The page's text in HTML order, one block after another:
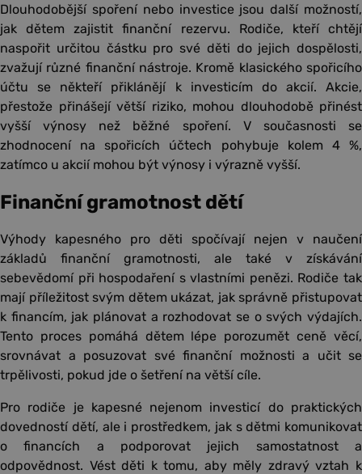
Dlouhodobější spoření nebo investice jsou další možností,
jak dětem zajistit finanční rezervu. Rodiče, kteří chtějí
naspořit určitou částku pro své děti do jejich dospělosti,
zvažují různé finanční nástroje. Kromě klasického spořicího
účtu se někteří přiklánějí k investicím do akcií. Akcie,
přestože přinášejí větší riziko, mohou dlouhodobě přinést
vyšší výnosy než běžné spoření. V současnosti se
zhodnocení na spořicích účtech pohybuje kolem 4 %,
zatímco u akcií mohou být výnosy i výrazně vyšší.
Finanční gramotnost dětí
Výhody kapesného pro děti spočívají nejen v naučení
základů finanční gramotnosti, ale také v získávání
sebevědomí při hospodaření s vlastními penězi. Rodiče tak
mají příležitost svým dětem ukázat, jak správně přistupovat
k financím, jak plánovat a rozhodovat se o svých výdajích.
Tento proces pomáhá dětem lépe porozumět ceně věcí,
srovnávat a posuzovat své finanční možnosti a učit se
trpělivosti, pokud jde o šetření na větší cíle.
Pro rodiče je kapesné nejenom investicí do praktických
dovedností dětí, ale i prostředkem, jak s dětmi komunikovat
o financích a podporovat jejich samostatnost a
odpovědnost. Vést děti k tomu, aby měly zdravý vztah k